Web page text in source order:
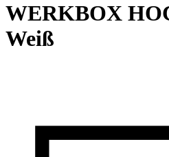
WERKBOX
Weiß